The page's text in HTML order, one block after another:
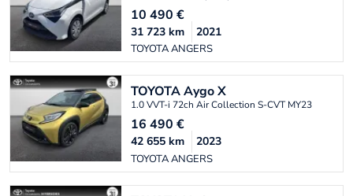
10 490 €
TOYOTA ANGERS
31 723 km 2021
TOYOTAAygo X
1.0 VVT-i 72ch Air Collection S-CVT MY23
16 490 €
TOYOTA ANGERS
42 655 km 2023